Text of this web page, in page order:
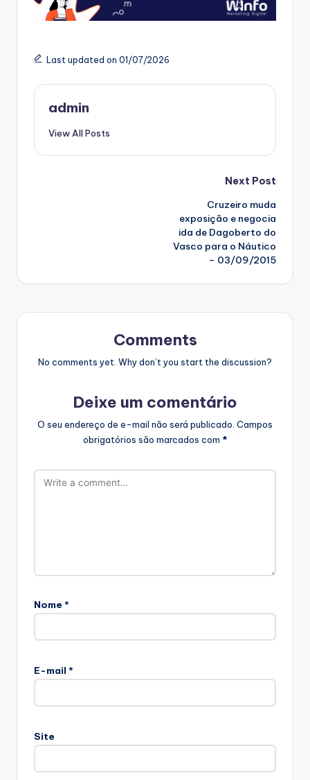
Last updated on 01/07/2026
admin
View All Posts
Next Post
Cruzeiro muda
exposição e negocia
ida de Dagoberto do
Vasco para o Náutico
– 03/09/2015
Comments
No comments yet. Why don’t you start the discussion?
Deixe um comentário
O seu endereço de e-mail não será publicado. Campos
obrigatórios são marcados com *
Nome *
E-mail *
Site